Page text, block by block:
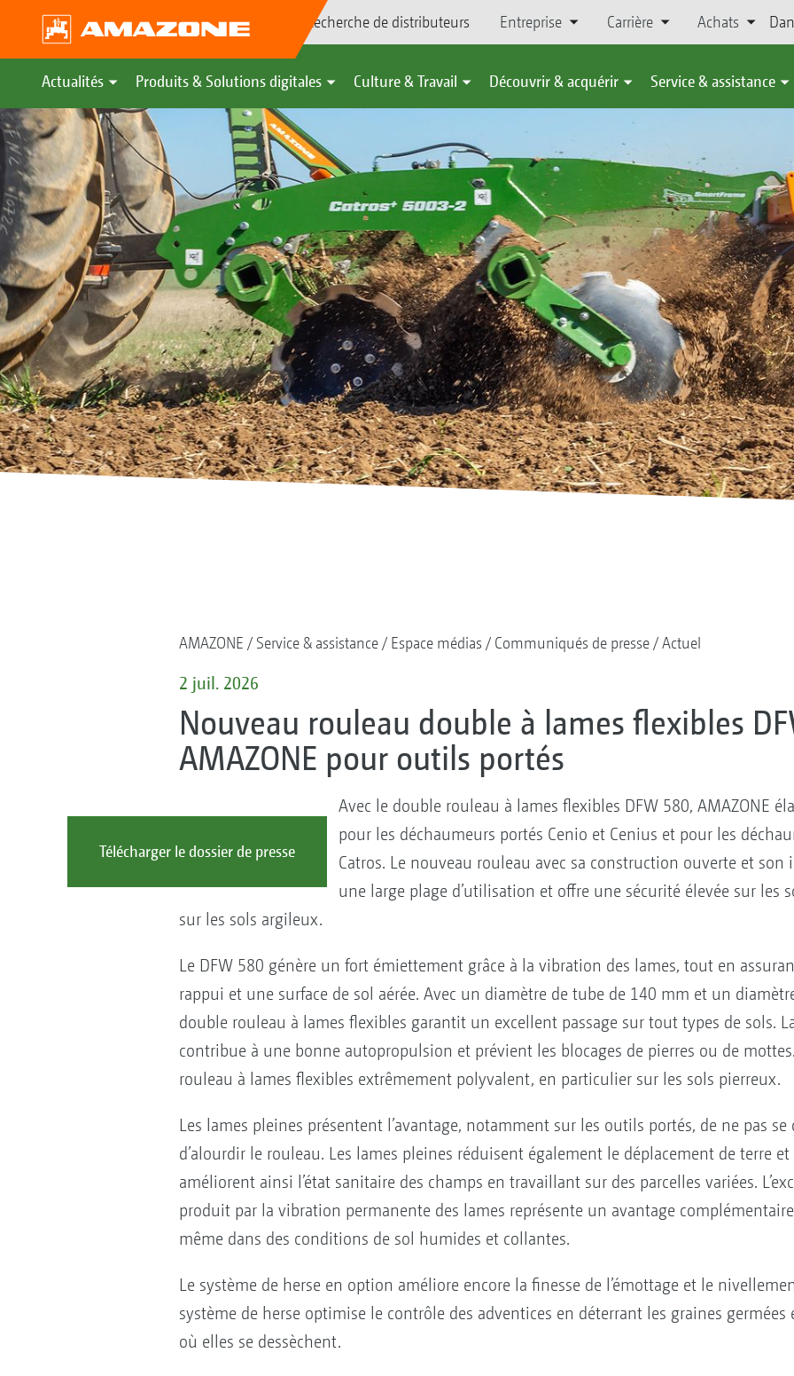
Recherche de distributeurs Entreprise Carrière Achats
Actualités Produits & Solutions digitales Culture & Travail Découvrir & acquérir Service & assistance
AMAZONE Service & assistance Espace médias Communiqués de presse Actuel
2 juil. 2026
Nouveau rouleau double à lames flexibles
AMAZONE pour outils portés
Télécharger le dossier de presse
Avec le double rouleau à lames flexibles DFW 580, AMAZONE
pour les déchaumeurs portés Cenio et Cenius et pour les
Catros. Le nouveau rouleau avec sa construction ouverte et
une large plage d’utilisation et offre une sécurité élevée sur les
sur les sols argileux.
Le DFW 580 génère un fort émiettement grâce à la vibration des lames, tout en
rappui et une surface de sol aérée. Avec un diamètre de tube de 140 mm et un
double rouleau à lames flexibles garantit un excellent passage sur tout types de sols.
contribue à une bonne autopropulsion et prévient les blocages de pierres ou de
rouleau à lames flexibles extrêmement polyvalent, en particulier sur les sols pierreux.
Les lames pleines présentent l’avantage, notamment sur les outils portés, de ne pas
d’alourdir le rouleau. Les lames pleines réduisent également le déplacement de terre
améliorent ainsi l’état sanitaire des champs en travaillant sur des parcelles variées.
produit par la vibration permanente des lames représente un avantage
même dans des conditions de sol humides et collantes.
Le système de herse en option améliore encore la finesse de l’émottage et le
système de herse optimise le contrôle des adventices en déterrant les graines germées
où elles se dessèchent.